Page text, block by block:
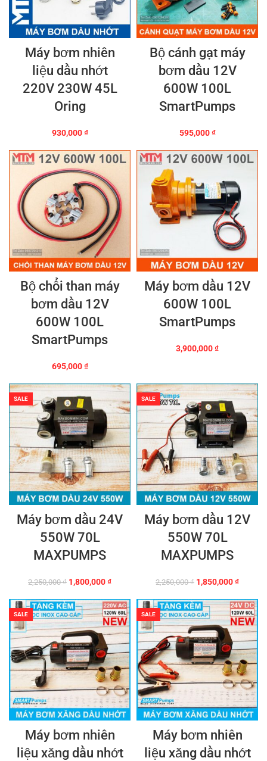
Máy bơm nhiên
liệu dầu nhớt
220V 230W 45L
Oring
930,000₫
Bộ cánh gạt máy
bơm dầu 12V
600W 100L
SmartPumps
595,000₫
Bộ chổi than máy
bơm dầu 12V
600W 100L
SmartPumps
695,000₫
Máy bơm dầu 12V
600W 100L
SmartPumps
3,900,000₫
SALE
Máy bơm dầu 24V
550W 70L
MAXPUMPS
2,250,000₫ Giá
là:
2,250,000 ₫.
1,800,000₫Giá
tại
là:
1,800,000 ₫.
SALE
Máy bơm dầu 12V
550W 70L
MAXPUMPS
2,250,000₫ Giá
là:
2,250,000 ₫.
1,850,000₫Giá
tại
là:
SALE
Máy bơm nhiên
liệu xăng dầu nhớt
SALE
Máy bơm nhiên
liệu xăng dầu nhớt